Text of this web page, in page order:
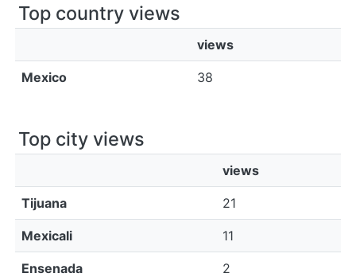
Top country views
views
Mexico 38
Top city views
views
Tijuana 21
Mexicali 11
Ensenada 2